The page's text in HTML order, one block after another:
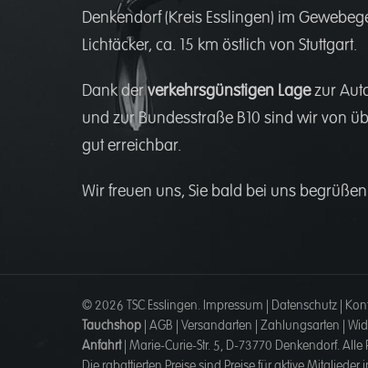
Denkendorf (Kreis Esslingen) im
Lichtäcker, ca. 15 km östlich von Stuttgart.
Dank derverkehrsgünstigen Lagezur
und zur Bundesstraße B10 sind wir von
gut erreichbar.
Wir freuen uns, Sie bald bei uns
© 2026 TSC Esslingen. Impressum Datenschutz
Tauchshop
AGB Versandarten Zahlungsarten
Anfahrt| Marie-Curie-Str. 5, D-73770 Denkendorf. Alle